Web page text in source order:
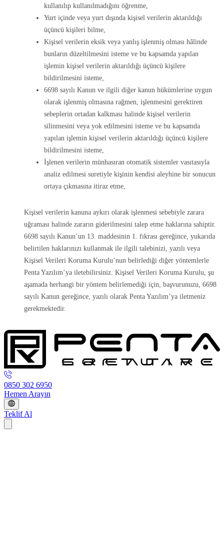
kullanılıp kullanılmadığını öğrenme,
Yurt içinde veya yurt dışında kişisel verilerin aktarıldığı
üçüncü kişileri bilme,
Kişisel verilerin eksik veya yanlış işlenmiş olması hâlinde
bunların düzeltilmesini isteme ve bu kapsamda yapılan
işlemin kişisel verilerin aktarıldığı üçüncü kişilere
bildirilmesini isteme,
6698 sayılı Kanun ve ilgili diğer kanun hükümlerine uygun
olarak işlenmiş olmasına rağmen, işlenmesini gerektiren
sebeplerin ortadan kalkması halinde kişisel verilerin
silinmesini veya yok edilmesini isteme ve bu kapsamda
yapılan işlemin kişisel verilerin aktarıldığı üçüncü kişilere
bildirilmesini isteme,
İşlenen verilerin münhasıran otomatik sistemler vasıtasıyla
analiz edilmesi suretiyle kişinin kendisi aleyhine bir sonucun
ortaya çıkmasına itiraz etme,
Kişisel verilerin kanuna aykırı olarak işlenmesi sebebiyle zarara
uğraması halinde zararın giderilmesini talep etme haklarına sahiptir.
6698 sayılı Kanun’un 13. maddesinin 1. fıkrası gereğince, yukarıda
belirtilen haklarınızı kullanmak ile ilgili talebinizi, yazılı veya
Kişisel Verileri Koruma Kurulu’nun belirlediği diğer yöntemlerle
Penta Yazılım’ya iletebilirsiniz. Kişisel Verileri Koruma Kurulu, şu
aşamada herhangi bir yöntem belirlemediği için, başvurunuzu, 6698
sayılı Kanun gereğince, yazılı olarak Penta Yazılım’ya iletmeniz
gerekmektedir.
0850 302 6950
Hemen Arayın
Teklif Al